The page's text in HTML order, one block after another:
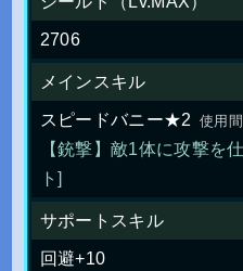
2706
メインスキル
スピードバニー★2 使用
【銃撃】敵1体に攻撃を
ト]
サポートスキル
回避+10